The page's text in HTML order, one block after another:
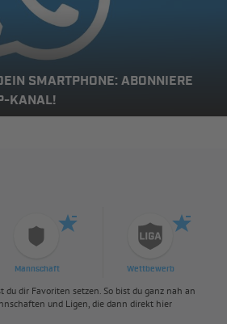
SMARTPHONE: ABONNIERE
KANAL!
Mannschaft Wettbewerb
du dir Favoriten setzen. So bist du ganz nah an
und Ligen, die dann direkt hier